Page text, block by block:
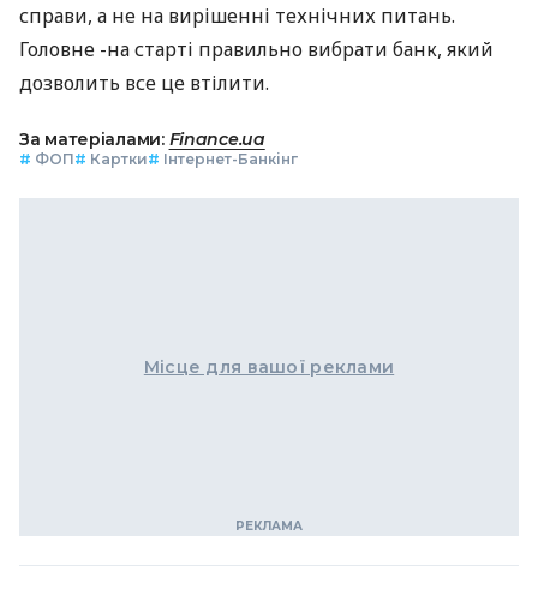
справи, а не на вирішенні технічних питань.
Головне -на старті правильно вибрати банк, який
дозволить все це втілити.
За матеріалами: Finance.ua
# ФОП# Картки# Інтернет-Банкінг
Місце для вашої реклами